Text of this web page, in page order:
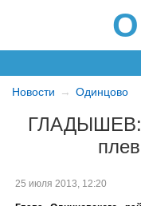
О
Новости Одинцово
ГЛАДЫШЕВ:
25 июля 2013, 12:20